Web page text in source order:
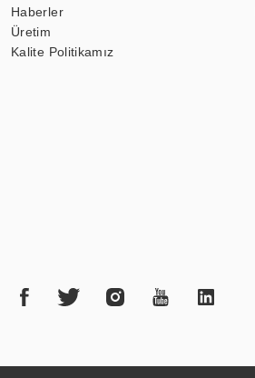
Haberler
Üretim
Kalite Politikamız